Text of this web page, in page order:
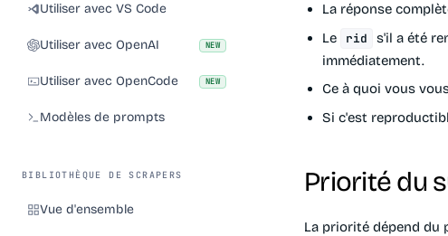
Utiliser avec VS Code
Utiliser avec OpenAI NEW
Utiliser avec OpenCode NEW
Modèles de prompts
BIBLIOTHÈQUE DE SCRAPERS
Vue d'ensemble
La réponse
Le
rid
s'il a été
immédiatement.
Ce à quoi vous
Si c'est
Priorité du
La priorité dépend du